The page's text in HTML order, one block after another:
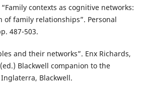
contexts as cognitive networks:
of family relationships”. Personal
487-503.
and their networks”. Enx Richards,
(ed.) Blackwell companion to the
Blackwell.